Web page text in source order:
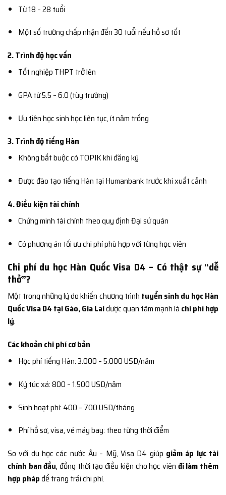
Từ 18 – 28 tuổi
Một số trường chấp nhận đến 30 tuổi nếu hồ sơ tốt
2. Trình độ học vấn
Tốt nghiệp THPT trở lên
GPA từ 5.5 – 6.0 (tùy trường)
Ưu tiên học sinh học liên tục, ít năm trống
3. Trình độ tiếng Hàn
Không bắt buộc có TOPIK khi đăng ký
Được đào tạo tiếng Hàn tại Humanbank trước khi xuất cảnh
4. Điều kiện tài chính
Chứng minh tài chính theo quy định Đại sứ quán
Có phương án tối ưu chi phí phù hợp với từng học viên
Chi phí du học Hàn Quốc Visa D4 – Có thật sự “dễ
thở”?
Một trong những lý do khiến chương trình tuyển sinh du học Hàn
Quốc Visa D4 tại Gào, Gia Laiđược quan tâm mạnh là chi phí hợp
lý.
Các khoản chi phí cơ bản
Học phí tiếng Hàn: 3.000 – 5.000 USD/năm
Ký túc xá: 800 – 1.500 USD/năm
Sinh hoạt phí: 400 – 700 USD/tháng
Phí hồ sơ, visa, vé máy bay: theo từng thời điểm
So với du học các nước Âu – Mỹ, Visa D4 giúp giảm áp lực tài
chính ban đầu, đồng thời tạo điều kiện cho học viên đi làm thêm
hợp phápđể trang trải chi phí.